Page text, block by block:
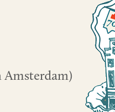
Amsterdam)